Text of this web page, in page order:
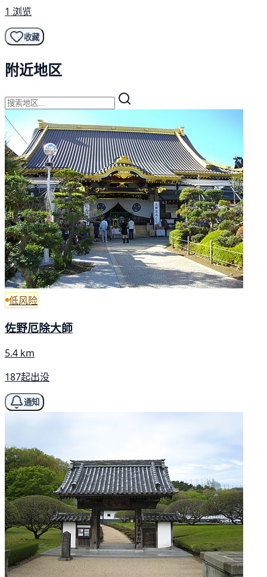
1 浏览
收藏
附近地区
低风险
佐野厄除大師
5.4 km
187起出没
通知